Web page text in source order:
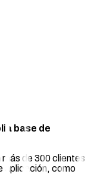
base de
de 300 clientes
aplicación, como